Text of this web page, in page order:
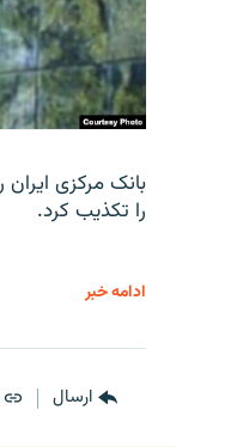
را تکذیب کرد.
ادامه خبر
ارسال